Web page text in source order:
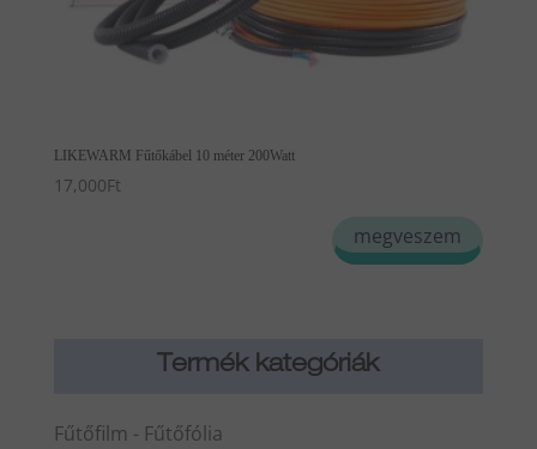
LIKEWARM Fűtőkábel 10 méter 200Watt
17,000Ft
megveszem
Termék kategóriák
Fűtőfilm - Fűtőfólia